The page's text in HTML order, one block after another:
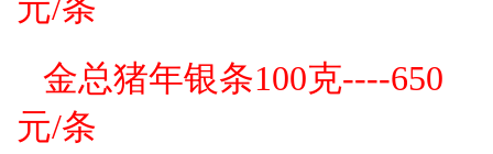
金总猪年银条100克----650
元/条